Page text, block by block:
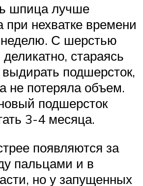
шпица лучше
при нехватке времени
С шерстью
стараясь
подшерсток,
не потеряла объем.
подшерсток
3-4 месяца.
появляются за
пальцами и в
но у запущенных